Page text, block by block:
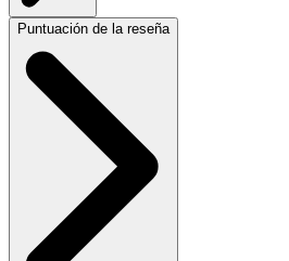
Puntuación de la reseña